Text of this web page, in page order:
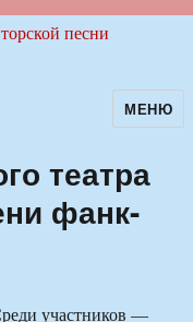
авторскойМЕНЮ
театра
фанк-
участников —